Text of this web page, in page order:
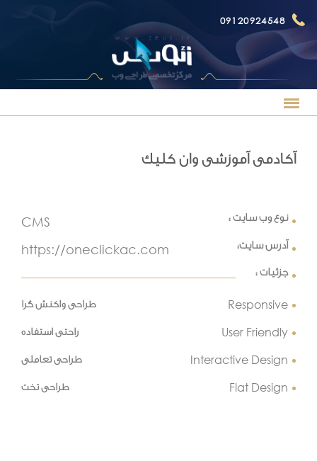
09120924548
آکادمی آموزشی وان کلیک
نوع وب سایت : CMS
آدرس سایت: https://oneclickac.com
جزئیات :
Responsive طراحی واکنش گرا
User Friendly راحتی استفاده
Interactive Design طراحی تعاملی
Flat Design طراحی تخت